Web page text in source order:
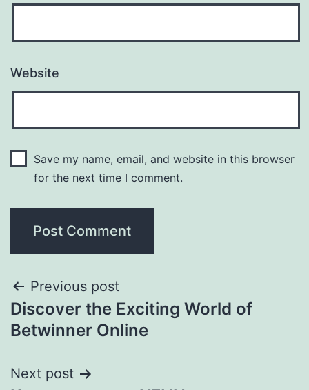
Website
Save my name, email, and website in this browser
for the next time I comment.
Previous post
Discover the Exciting World of
Betwinner Online
Next post